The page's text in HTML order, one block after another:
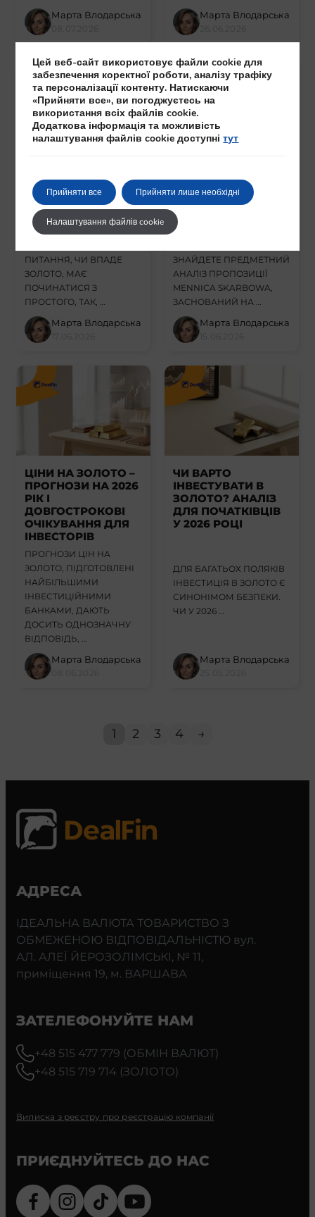
Марта Влодарська Марта Влодарська
ЗОЛОТО? СЦЕНАРІЇ
КОРЕКЦІЇ,
ФАКТОРИ РИЗИКУ
ТА СТРАТЕГІЯ ДЛЯ
ІНВЕСТОРА
ПИТАННЯ, ЧИ ВПАДЕ
ЗОЛОТО, МАЄ
ПОЧИНАТИСЯ З
ПРОСТОГО, ТАК, …
Марта Влодарська
SKARBOWA
ВІДГУКИ – ЩО
ВАРТО ЗНАТИ
ПЕРЕД КУПІВЛЕЮ
ЗОЛОТА?
ЗНАЙДЕТЕ ПРЕДМЕТНИЙ
АНАЛІЗ ПРОПОЗИЦІЇ
MENNICA SKARBOWA,
ЗАСНОВАНИЙ НА …
Марта Влодарська
ЦІНИ НА ЗОЛОТО –
ПРОГНОЗИ НА 2026
РІК І
ДОВГОСТРОКОВІ
ОЧІКУВАННЯ ДЛЯ
ІНВЕСТОРІВ
ПРОГНОЗИ ЦІН НА
ЗОЛОТО, ПІДГОТОВЛЕНІ
НАЙБІЛЬШИМИ
ІНВЕСТИЦІЙНИМИ
БАНКАМИ, ДАЮТЬ
ДОСИТЬ ОДНОЗНАЧНУ
ВІДПОВІДЬ, …
Марта Влодарська
ЧИ ВАРТО
ІНВЕСТУВАТИ В
ЗОЛОТО? АНАЛІЗ
ДЛЯ ПОЧАТКІВЦІВ
У 2026 РОЦІ
ДЛЯ БАГАТЬОХ ПОЛЯКІВ
ІНВЕСТИЦІЯ В ЗОЛОТО Є
СИНОНІМОМ БЕЗПЕКИ.
ЧИ У 2026 …
Марта Влодарська
1 2 3 4 →
АДРЕСА
ІДЕАЛЬНА ВАЛЮТА ТОВАРИСТВО З
ОБМЕЖЕНОЮ ВІДПОВІДАЛЬНІСТЮ вул.
АЛ. АЛЕЇ ЙЕРОЗОЛІМСЬКІ, № 11,
приміщення 19, м. ВАРШАВА
ЗАТЕЛЕФОНУЙТЕ НАМ
+48 515 477 779 (ОБМІН ВАЛЮТ)
+48 515 719 714 (ЗОЛОТО)
Виписка з реєстру про реєстрацію компанії
ПРИЄДНУЙТЕСЬ ДО НАС
Цей веб-сайт використовує файли cookie для
забезпечення коректної роботи, аналізу трафіку
та персоналізації контенту. Натискаючи
«Прийняти все», ви погоджуєтесь на
використання всіх файлів cookie.
Додаткова інформація та можливість
налаштування файлів cookie доступнітут
Прийняти все Прийняти лише необхідні
Налаштування файлів cookie